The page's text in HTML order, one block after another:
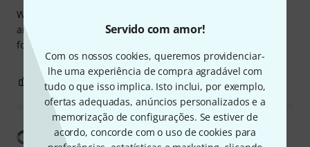
Servido com amor!
Com os nossos cookies, queremos providenciar-
lhe uma experiência de compra agradável com
tudo o que isso implica. Isto inclui, por exemplo,
ofertas adequadas, anúncios personalizados e a
memorização de configurações. Se estiver de
acordo, concorde com o uso de cookies para
Whenever I need to tape cables to posts, trusses, or
anything that's up from the ground, this is the tape I reach
for.
REPORTAR A CRÍTICA
Mostrar tradução